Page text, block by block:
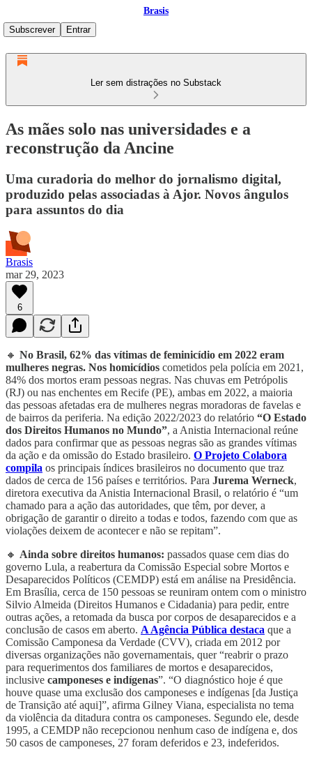
Brasis
Subscrever
Entrar
Ler sem distrações no Substack
As mães solo nas universidades e a
reconstrução da Ancine
Uma curadoria do melhor do jornalismo digital,
produzido pelas associadas à Ajor. Novos ângulos
para assuntos do dia
Brasis
mar 29, 2023
6
🔸 No Brasil, 62% das vítimas de feminicídio em 2022 eram
mulheres negras. Nos homicídios cometidos pela polícia em 2021,
84% dos mortos eram pessoas negras. Nas chuvas em Petrópolis
(RJ) ou nas enchentes em Recife (PE), ambas em 2022, a maioria
das pessoas afetadas era de mulheres negras moradoras de favelas e
de bairros da periferia. Na edição 2022/2023 do relatório “O Estado
dos Direitos Humanos no Mundo”, a Anistia Internacional reúne
dados para confirmar que as pessoas negras são as grandes vítimas
da ação e da omissão do Estado brasileiro. O Projeto Colabora
compila os principais índices brasileiros no documento que traz
dados de cerca de 156 países e territórios. Para Jurema Werneck,
diretora executiva da Anistia Internacional Brasil, o relatório é “um
chamado para a ação das autoridades, que têm, por dever, a
obrigação de garantir o direito a todas e todos, fazendo com que as
violações deixem de acontecer e não se repitam”.
🔸 Ainda sobre direitos humanos: passados quase cem dias do
governo Lula, a reabertura da Comissão Especial sobre Mortos e
Desaparecidos Políticos (CEMDP) está em análise na Presidência.
Em Brasília, cerca de 150 pessoas se reuniram ontem com o ministro
Silvio Almeida (Direitos Humanos e Cidadania) para pedir, entre
outras ações, a retomada da busca por corpos de desaparecidos e a
conclusão de casos em aberto. A Agência Pública destaca que a
Comissão Camponesa da Verdade (CVV), criada em 2012 por
diversas organizações não governamentais, quer “reabrir o prazo
para requerimentos dos familiares de mortos e desaparecidos,
inclusive camponeses e indígenas”. “O diagnóstico hoje é que
houve quase uma exclusão dos camponeses e indígenas [da Justiça
de Transição até aqui]”, afirma Gilney Viana, especialista no tema
da violência da ditadura contra os camponeses. Segundo ele, desde
1995, a CEMDP não recepcionou nenhum caso de indígena e, dos
50 casos de camponeses, 27 foram deferidos e 23, indeferidos.